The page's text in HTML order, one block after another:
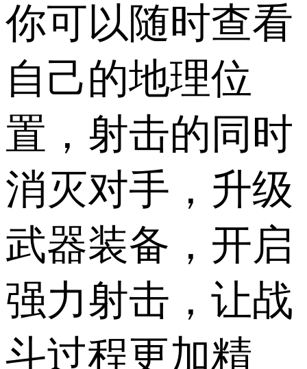
你可以随时查看
自己的地理位
置，射击的同时
消灭对手，升级
武器装备，开启
强力射击，让战
斗过程更加精